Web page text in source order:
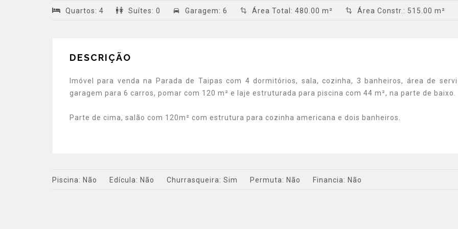
Quartos: 4 Suítes: 0 Garagem: 6 Área Total : 480.00 m² Área Constr.: 515.00 m²
DESCRIÇÃO
Imóvel para venda na Parada de Taipas com 4 dormitórios, sala, cozinha, 3 banheiros, área de
garagem para 6 carros, pomar com 120 m² e laje estruturada para piscina com 44 m², na parte de baixo.
Parte de cima, salão com 120m² com estrutura para cozinha americana e dois banheiros.
Piscina: Não Edícula: Não Churrasqueira: Sim Permuta: Não Financia: Não